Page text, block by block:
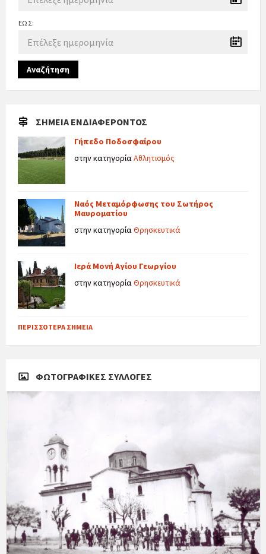
ΈΩΣ:
Αναζήτηση
ΣΗΜΕΊΑ ΕΝΔΙΑΦΈΡΟΝΤΟΣ
Γήπεδο Ποδοσφαίρου
στην κατηγορίαΑθλητισμός
Ναός Μεταμόρφωσης του Σωτήρος
Μαυροματίου
στην κατηγορίαΘρησκευτικά
Ιερά Μονή Αγίου Γεωργίου
στην κατηγορίαΘρησκευτικά
ΠΕΡΙΣΣΌΤΕΡΑ ΣΗΜΕΊΑ
ΦΩΤΟΓΡΑΦΙΚΈΣ ΣΥΛΛΟΓΈΣ